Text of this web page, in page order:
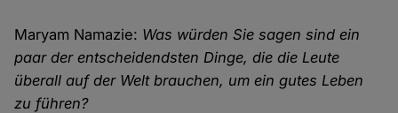
Maryam Namazie: Was würden Sie sagen sind ein
paar der entscheidendsten Dinge, die die Leute
überall auf der Welt brauchen, um ein gutes Leben
zu führen?